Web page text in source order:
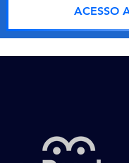
ACESSO